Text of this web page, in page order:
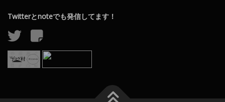
Twitterとnoteでも発信してます！